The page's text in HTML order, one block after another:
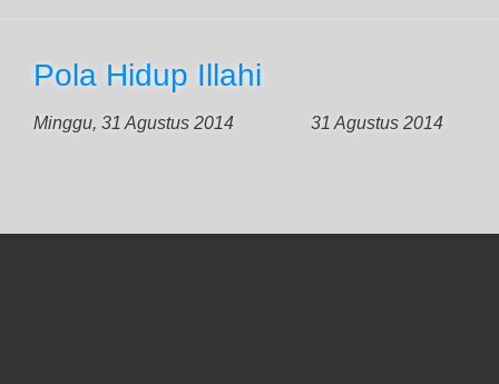
Pola Hidup Illahi
Minggu, 31 Agustus 2014 31 Agustus 2014